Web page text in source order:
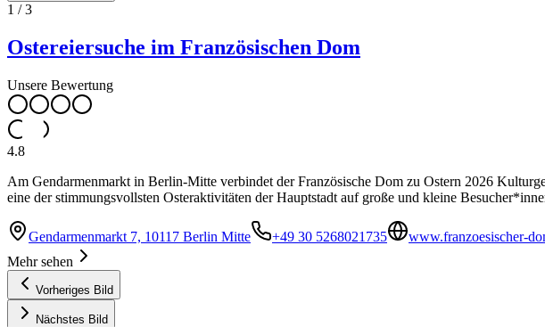
1 /3
Ostereiersuche im Französischen Dom
Unsere Bewertung
4.8
Am Gendarmenmarkt in Berlin-Mitte verbindet der Französische Dom zu Ostern 2026
eine der stimmungsvollsten Osteraktivitäten der Hauptstadt auf große und kleine
Gendarmenmarkt 7, 10117 Berlin Mitte +49 30 5268021735
www.franzoesischer-
Mehr sehen
Vorheriges Bild
Nächstes Bild